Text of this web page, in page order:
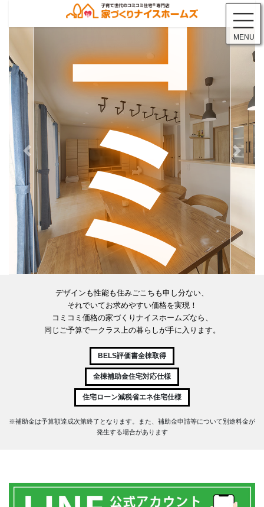
テ
ツ
に
移
ゲ
シ
ョ
ン
移
動
Previous Next
デザインも性能も住みごこちも申し分ない、
コミコミ価格の家づくりナイスホームズなら、
同じご予算で一クラス上の暮らしが手に入ります。
BELS評価書全棟取得
※補助金は予算額達成次第終了となります。また、補助金申請等につい
MENU